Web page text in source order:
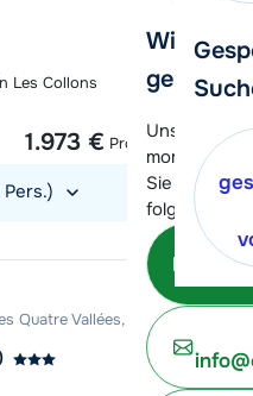
Wir
gerne
Unser
momentan
Sie können
folgenden
Les Collons
1.973 € Pro Unterkunft
Quatre Vallées, Schweiz